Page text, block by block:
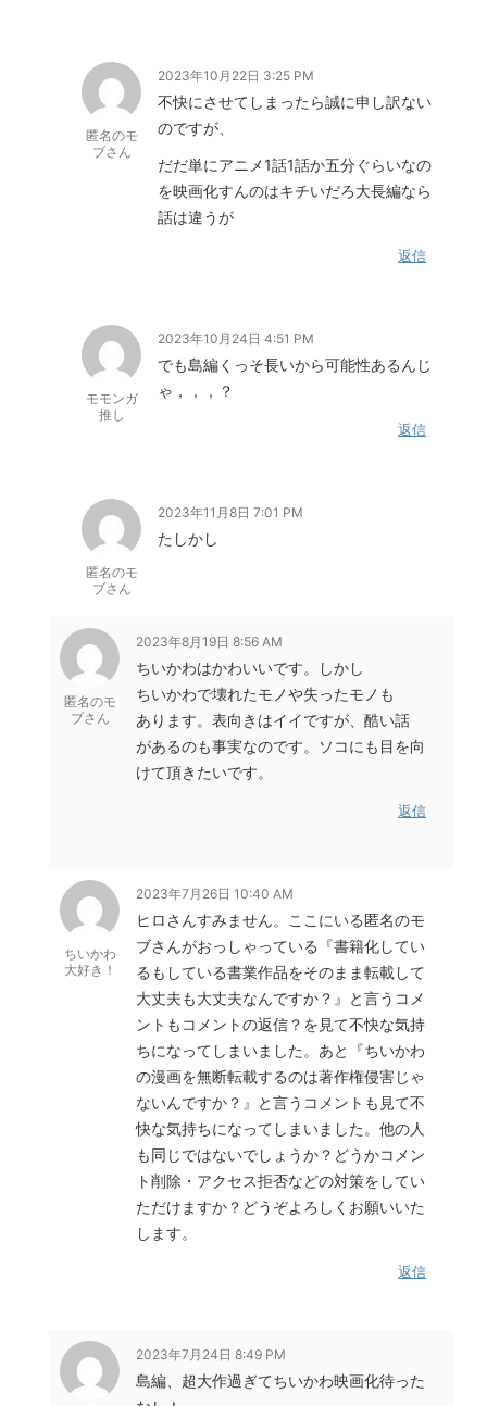
匿名のモ
ブさん
2023年10月22日 3:25 PM
不快にさせてしまったら誠に申し訳ない
のですが、
だだ単にアニメ1話1話か五分ぐらいなの
を映画化すんのはキチいだろ大長編なら
話は違うが
返信
モモンガ
推し
2023年10月24日 4:51 PM
でも島編くっそ長いから可能性あるんじ
ゃ，，，？
返信
匿名のモ
ブさん
2023年11月8日 7:01 PM
たしかし
匿名のモ
ブさん
2023年8月19日 8:56 AM
ちいかわはかわいいです。しかし
ちいかわで壊れたモノや失ったモノも
あります。表向きはイイですが、酷い話
があるのも事実なのです。ソコにも目を向
けて頂きたいです。
返信
ちいかわ
大好き！
2023年7月26日 10:40 AM
ヒロさんすみません。ここにいる匿名のモ
ブさんがおっしゃっている『書籍化してい
るもしている書業作品をそのまま転載して
大丈夫も大丈夫なんですか？』と言うコメ
ントもコメントの返信？を見て不快な気持
ちになってしまいました。あと『ちいかわ
の漫画を無断転載するのは著作権侵害じゃ
ないんですか？』と言うコメントも見て不
快な気持ちになってしまいました。他の人
も同じではないでしょうか？どうかコメン
ト削除・アクセス拒否などの対策をしてい
ただけますか？どうぞよろしくお願いいた
します。
返信
2023年7月24日 8:49 PM
島編、超大作過ぎてちいかわ映画化待った